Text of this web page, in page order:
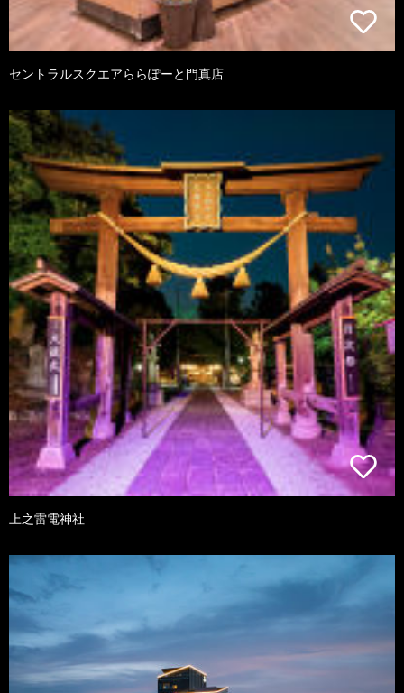
セントラルスクエアららぽーと門真店
上之雷電神社